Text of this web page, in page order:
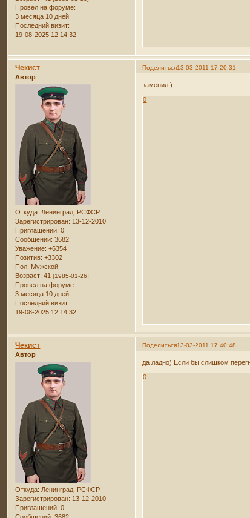
Провел на форуме:
3 месяца 10 дней
Последний визит:
19-08-2025 12:14:32
Поделиться13-03-2011 17:20:31
Чекист
Автор
Откуда: Ленинград, РСФСР
Зарегистрирован: 13-12-2010
Приглашений: 0
Сообщений: 3682
Уважение: +6354
Позитив: +3302
Пол: Мужской
Возраст: 41[1985-01-26]
Провел на форуме:
3 месяца 10 дней
Последний визит:
19-08-2025 12:14:32
заменил )
0
Поделиться13-03-2011 17:40:48
Чекист
Автор
Откуда: Ленинград, РСФСР
Зарегистрирован: 13-12-2010
Приглашений: 0
да ладно) Если бы слишком
0